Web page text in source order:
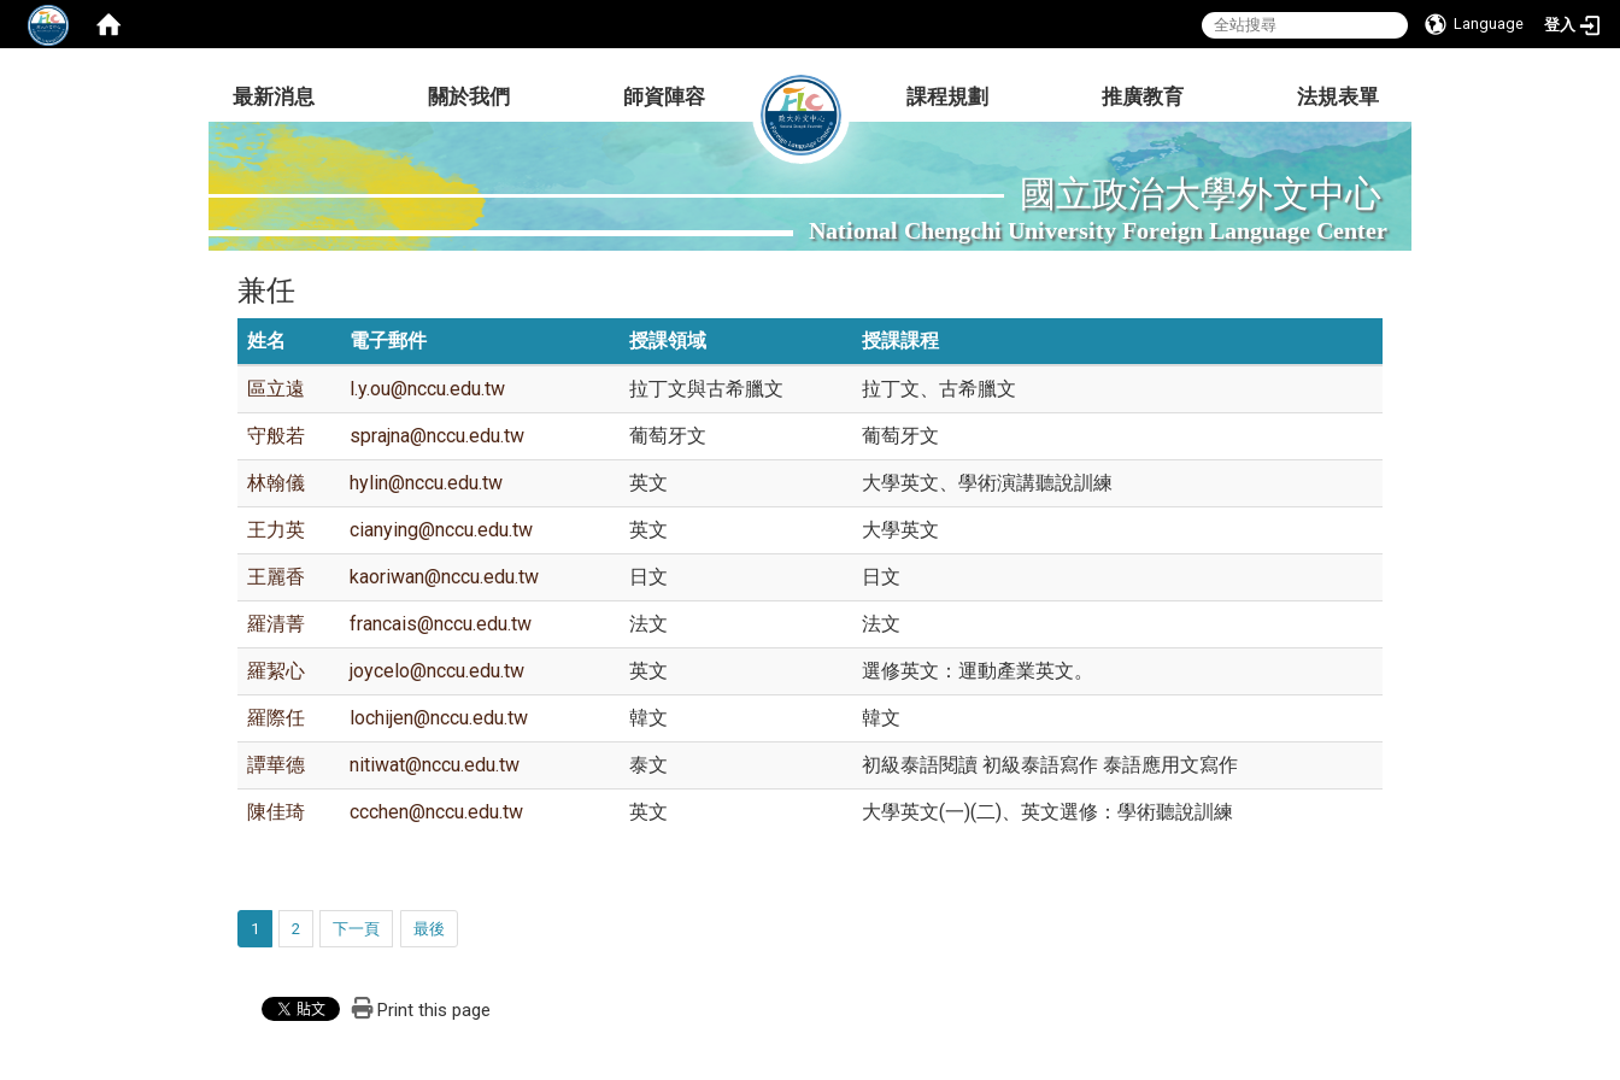
Language 登入
國立政治大學外文中心
National Chengchi University Foreign Language Center
最新消息 關於我們 師資陣容 課程規劃 推廣教育 法規表單
兼任
姓名 電子郵件 授課領域 授課課程
區立遠 l.y.ou@nccu.edu.tw 拉丁文與古希臘文 拉丁文、古希臘文
守般若 sprajna@nccu.edu.tw 葡萄牙文 葡萄牙文
林翰儀 hylin@nccu.edu.tw 英文 大學英文、學術演講聽說訓練
王力英 cianying@nccu.edu.tw 英文 大學英文
王麗香 kaoriwan@nccu.edu.tw 日文 日文
羅清菁 francais@nccu.edu.tw 法文 法文
羅絜心 joycelo@nccu.edu.tw 英文 選修英文：運動產業英文。
羅際任 lochijen@nccu.edu.tw 韓文 韓文
譚華德 nitiwat@nccu.edu.tw 泰文 初級泰語閱讀 初級泰語寫作 泰語應用文寫作
陳佳琦 ccchen@nccu.edu.tw 英文 大學英文(一)(二)、英文選修：學術聽說訓練
1 2 下一頁 最後
Print this page